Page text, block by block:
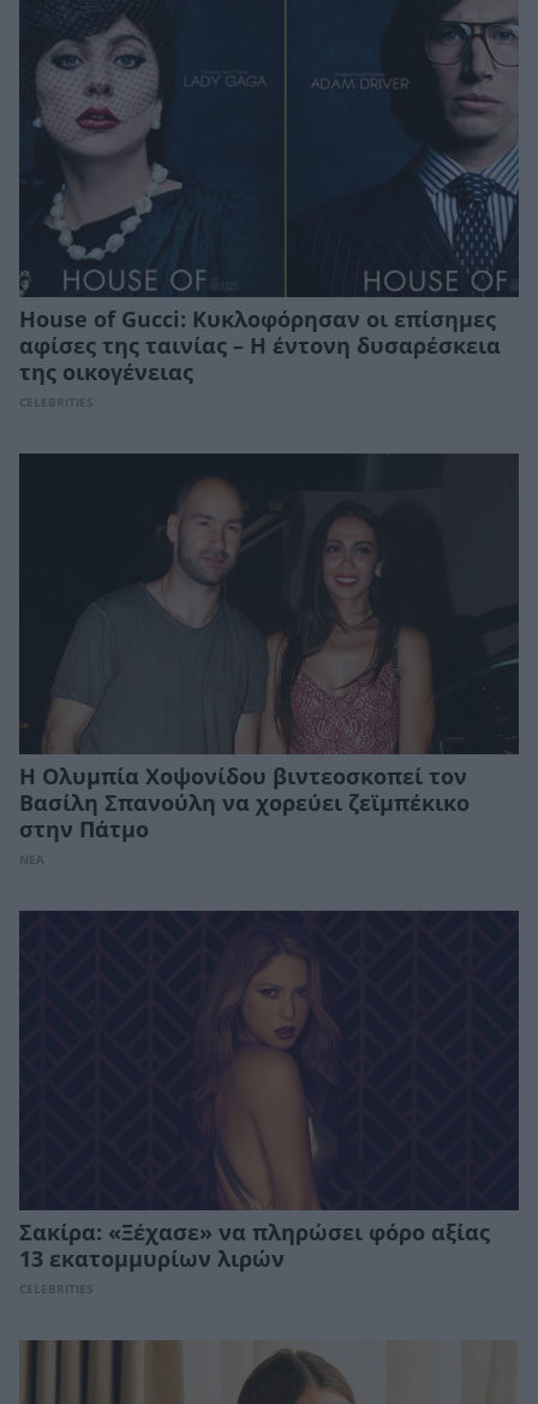
House of Gucci: Κυκλοφόρησαν οι επίσημες
αφίσες της ταινίας – Η έντονη δυσαρέσκεια
της οικογένειας
CELEBRITIES
H Ολυμπία Χοψονίδου βιντεοσκοπεί τον
Βασίλη Σπανούλη να χορεύει ζεϊμπέκικο
στην Πάτμο
ΝΕΑ
Σακίρα: «Ξέχασε» να πληρώσει φόρο αξίας
13 εκατομμυρίων λιρών
CELEBRITIES